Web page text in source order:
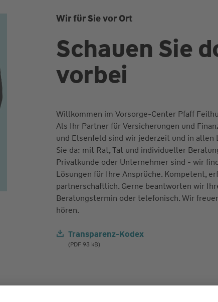
Wir für Sie vor Ort
Schauen Sie
vorbei
Willkommen im Vorsorge-Center Pfaff
Als Ihr Partner für Versicherungen und
und Elsenfeld sind wir jederzeit und in allen
Sie da: mit Rat, Tat und individueller
Privatkunde oder Unternehmer sind - wir
Lösungen für Ihre Ansprüche. Kompetent,
partnerschaftlich. Gerne beantworten wir
Beratungstermin oder telefonisch. Wir
hören.
Transparenz-Kodex
(PDF 93 kB)